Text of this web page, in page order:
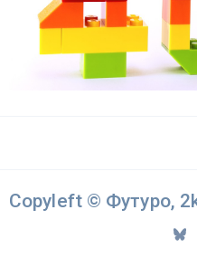
Copyleft © Футуро,